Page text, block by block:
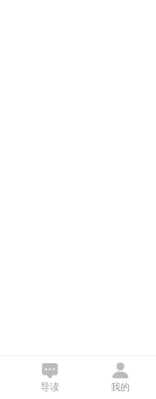
导读 我的